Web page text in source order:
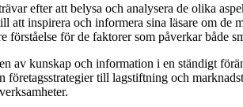
efter att belysa och analysera de olika
att inspirera och informera sina läsare om
för de faktorer som påverkar både
av kunskap och information i en ständigt
till lagstiftning och